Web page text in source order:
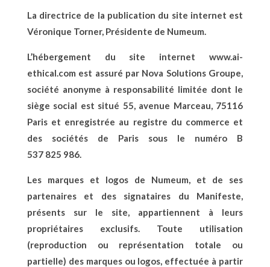
La directrice de la publication du site internet est
Véronique Torner, Présidente de Numeum.
L’hébergement du site internetwww.ai-
ethical.com est assuré par Nova Solutions Groupe,
société anonyme à responsabilité limitée dont le
siège social est situé 55, avenue Marceau, 75116
Paris et enregistrée au registre du commerce et
des sociétés de Paris sous le numéro B
537 825 986.
Les marques et logos de Numeum, et de ses
partenaires et des signataires du Manifeste,
présents sur le site, appartiennent à leurs
propriétaires exclusifs. Toute utilisation
(reproduction ou représentation totale ou
partielle) des marques ou logos, effectuée à partir